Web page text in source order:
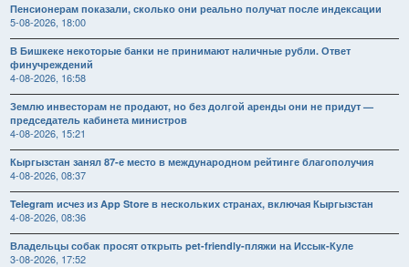
Пенсионерам показали, сколько они реально получат после индексации
5-08-2026, 18:00
В Бишкеке некоторые банки не принимают наличные рубли. Ответ
финучреждений
4-08-2026, 16:58
Землю инвесторам не продают, но без долгой аренды они не придут —
председатель кабинета министров
4-08-2026, 15:21
Кыргызстан занял 87-е место в международном рейтинге благополучия
4-08-2026, 08:37
Telegram исчез из App Store в нескольких странах, включая Кыргызстан
4-08-2026, 08:36
Владельцы собак просят открыть pet-friendly-пляжи на Иссык-Куле
3-08-2026, 17:52